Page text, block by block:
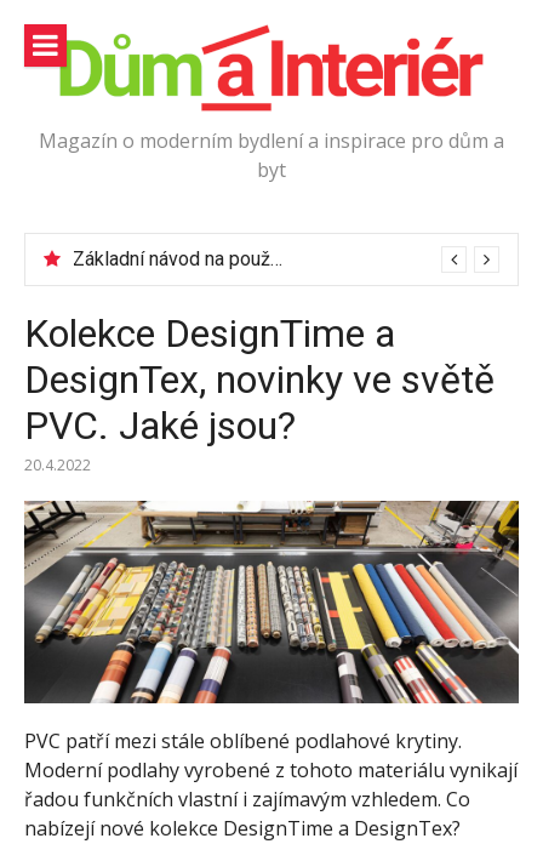
obsah
Magazín o moderním bydlení a inspirace pro dům a
byt
Základní návod na používání elektrické vrtačky
Jak vybrat podlahové lišty?
Kolekce DesignTime a
DesignTex, novinky ve světě
PVC. Jaké jsou?
20.4.2022
PVC patří mezi stále oblíbené podlahové krytiny.
Moderní podlahy vyrobené z tohoto materiálu vynikají
řadou funkčních vlastní i zajímavým vzhledem. Co
nabízejí nové kolekce DesignTime a DesignTex?